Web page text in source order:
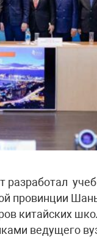
разработал
провинции
китайских
ведущего